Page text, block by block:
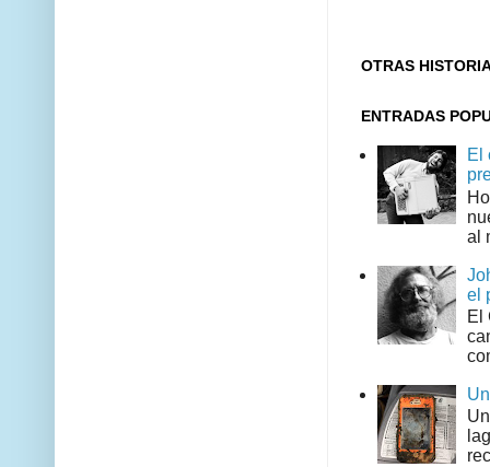
OTRAS
ENTRADAS
El
al
el
El